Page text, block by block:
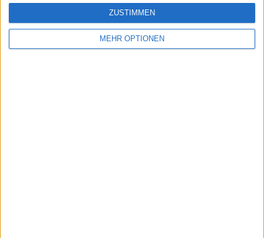
MEHR OPTIONEN
ZUSTIMMEN